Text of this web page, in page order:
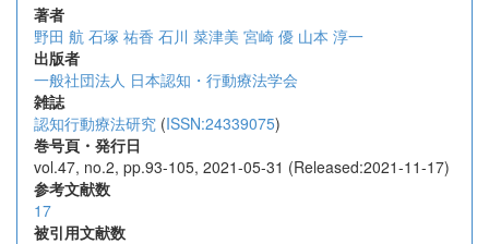
著者
野田 航 石塚 祐香 石川 菜津美 宮崎 優 山本 淳一
出版者
一般社団法人 日本認知・行動療法学会
雑誌
認知行動療法研究 (ISSN:24339075)
巻号頁・発行日
vol.47, no.2, pp.93-105, 2021-05-31 (Released:2021-11-17)
参考文献数
17
被引用文献数